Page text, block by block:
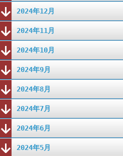
2024年12月
2024年11月
2024年10月
2024年9月
2024年8月
2024年7月
2024年6月
2024年5月